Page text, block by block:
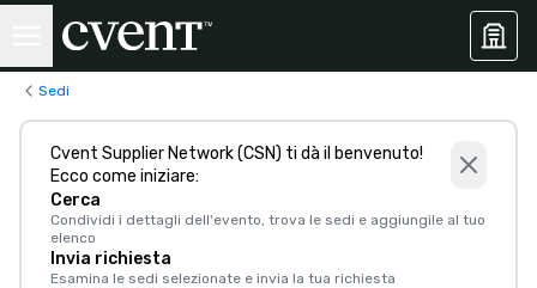
Sedi
Cvent Supplier Network (CSN) ti dà il benvenuto!
Ecco come iniziare:
Cerca
Condividi i dettagli dell'evento, trova le sedi e aggiungile al tuo
elenco
Invia richiesta
Esamina le sedi selezionate e invia la tua richiesta